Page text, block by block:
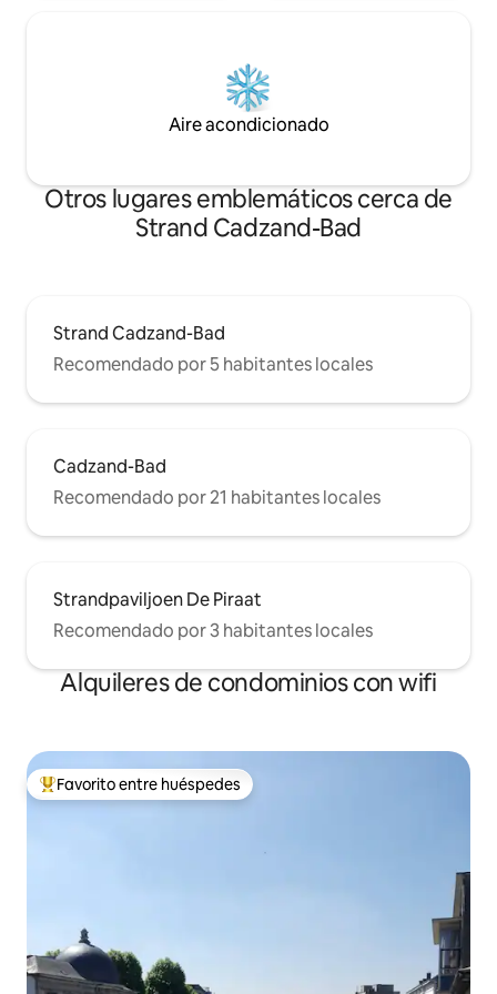
Aire acondicionado
Otros lugares emblemáticos cerca de
Strand Cadzand-Bad
Strand Cadzand-Bad
Recomendado por 5 habitantes locales
Cadzand-Bad
Recomendado por 21 habitantes locales
Strandpaviljoen De Piraat
Recomendado por 3 habitantes locales
Alquileres de condominios con wifi
De los mejores en Favorito entre huéspedes
Favorito entre huéspedes